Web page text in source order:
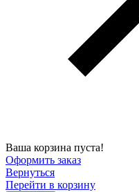
Ваша корзина пуста!
Оформить заказ
Вернуться
Перейти в корзину